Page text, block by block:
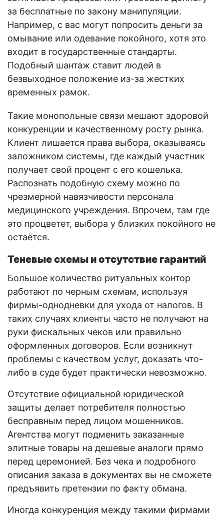
за бесплатные по закону манипуляции.
Например, с вас могут попросить деньги за
омывание или одевание покойного, хотя это
входит в государственные стандарты.
Подобный шантаж ставит людей в
безвыходное положение из-за жестких
временных рамок.
Такие монопольные связи мешают здоровой
конкуренции и качественному росту рынка.
Клиент лишается права выбора, оказываясь
заложником системы, где каждый участник
получает свой процент с его кошелька.
Распознать подобную схему можно по
чрезмерной навязчивости персонала
медицинского учреждения. Впрочем, там где
это процветет, выбора у близких покойного не
остаётся.
Теневые схемы и отсутствие гарантий
Большое количество ритуальных контор
работают по черным схемам, используя
фирмы-однодневки для ухода от налогов. В
таких случаях клиенты часто не получают на
руки фискальных чеков или правильно
оформленных договоров. Если возникнут
проблемы с качеством услуг, доказать что-
либо в суде будет практически невозможно.
Отсутствие официальной юридической
защиты делает потребителя полностью
бесправным перед лицом мошенников.
Агентства могут подменить заказанные
элитные товары на дешевые аналоги прямо
перед церемонией. Без чека и подробного
описания заказа в документах вы не сможете
предъявить претензии по факту обмана.
Иногда конкуренция между такими фирмами